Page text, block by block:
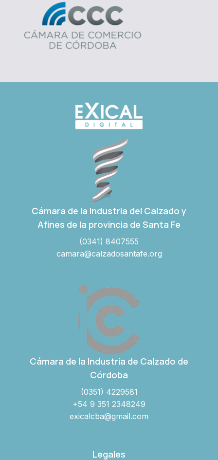
Cámara de la Industria del Calzado y
Afines de la provincia de Santa Fe
(0341) 8407555
camara@calzadosantafe.org
Cámara de la Industria de Calzado de
Córdoba
(0351) 4229581
+54 9 351 2348249
exicalcba@gmail.com
Legales